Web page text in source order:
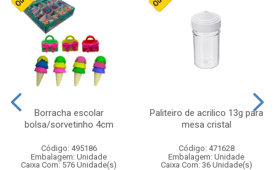
Borracha escolar
bolsa/sorvetinho 4cm
Código: 495186
Embalagem: Unidade
Caixa Com: 576 Unidade(s)
Paliteiro de acrilico 13g para
mesa cristal
Código: 471628
Embalagem: Unidade
Caixa Com: 36 Unidade(s)